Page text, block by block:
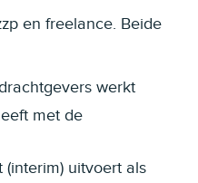
en freelance. Beide
werkt
met de
uitvoert als